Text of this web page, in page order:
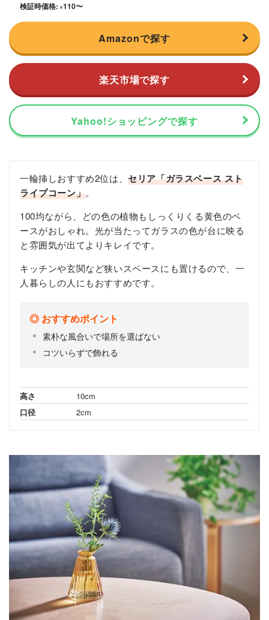
検証時価格: ¥110〜
Amazonで探す
楽天市場で探す
Yahoo!ショッピングで探す
一輪挿しおすすめ2位は、セリア「ガラスベース スト
ライプコーン」。
100均ながら、どの色の植物もしっくりくる黄色のベ
ースがおしゃれ。光が当たってガラスの色が台に映る
と雰囲気が出てよりキレイです。
キッチンや玄関など狭いスペースにも置けるので、一
人暮らしの人にもおすすめです。
おすすめポイント
素朴な風合いで場所を選ばない
コツいらずで飾れる
高さ
10cm
口径
2cm